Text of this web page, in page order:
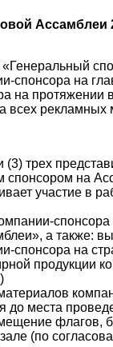
Ассамблеи
спонсора на
на протяжении
всех рекламных
трех
на
участие в
а также:
спонсора на
продукции
до места
флагов,
(по